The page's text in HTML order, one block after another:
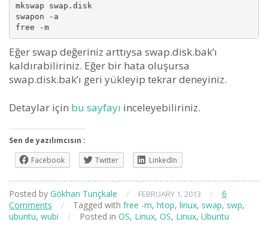
mkswap swap.disk
swapon -a
free -m
Eğer swap değeriniz arttıysa swap.disk.bak’ı
kaldırabiliriniz. Eğer bir hata oluşursa
swap.disk.bak’ı geri yükleyip tekrar deneyiniz.
Detaylar için bu sayfayı inceleyebiliriniz.
Sen de yazılımcısın :
Facebook
Twitter LinkedIn
Posted by Gökhan Tunçkale / FEBRUARY 1, 2013 /
6
Comments
/ Tagged with free -m, htop, linux, swap, swp,
ubuntu, wubi / Posted in OS, Linux, OS, Linux, Ubuntu